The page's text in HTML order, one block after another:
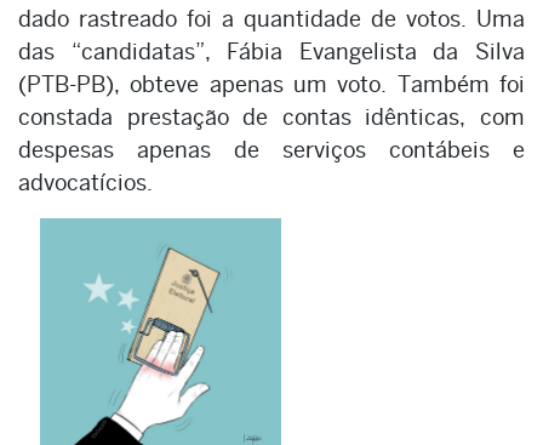
dado rastreado foi a quantidade de votos. Uma
das “candidatas”, Fábia Evangelista da Silva
(PTB-PB), obteve apenas um voto. Também foi
constada prestação de contas idênticas, com
despesas apenas de serviços contábeis e
advocatícios.